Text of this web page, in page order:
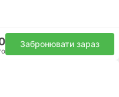
Забронювати зараз